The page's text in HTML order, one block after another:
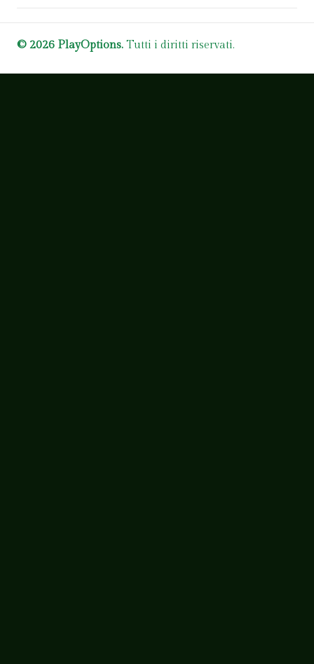
© 2026 PlayOptions. Tutti i diritti riservati.